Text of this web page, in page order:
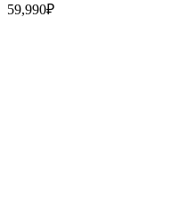
59,990₽